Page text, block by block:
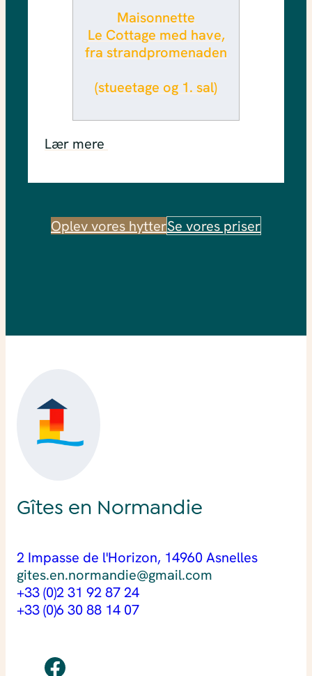
Maisonnette
Le Cottage med have,
fra strandpromenaden
(stueetage og 1. sal)
Lær mere
Oplev vores hytterSe vores priser
Gîtes en Normandie
2 Impasse de l'Horizon, 14960 Asnelles
gites.en.normandie@gmail.com
+33 (0)2 31 92 87 24
+33 (0)6 30 88 14 07